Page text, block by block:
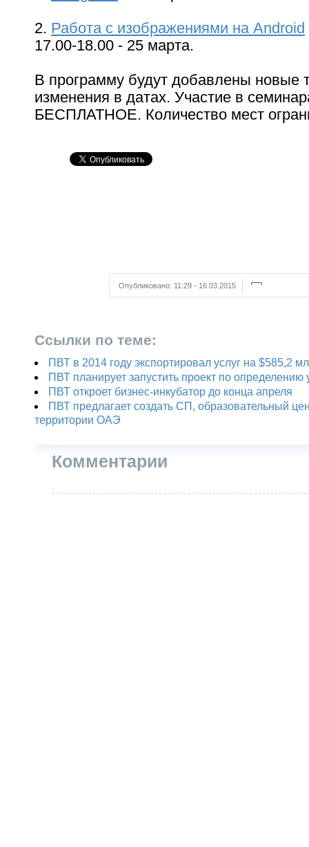
2. Работа с изображениями на Android
17.00-18.00 - 25 марта.
В программу будут добавлены
изменения в датах. Участие в
БЕСПЛАТНОЕ. Количество мест
Опубликовано: 11:29 - 16.03.2015
Ссылки по теме:
ПВТ в 2014 году экспортировал услуг на $585,2
ПВТ планирует запустить проект по определению
ПВТ откроет бизнес-инкубатор до конца апреля
ПВТ предлагает создать СП, образовательный
территории ОАЭ
Комментарии